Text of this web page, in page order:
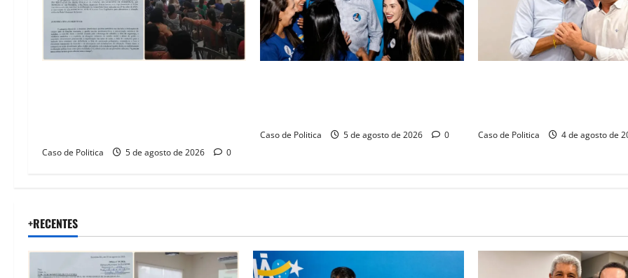
g
a
o
Caso de Politica 5 de agosto de 2026 0
Caso de Politica 5 de agosto de 2026 0 Caso de Politica 4 de agosto de
+RECENTES